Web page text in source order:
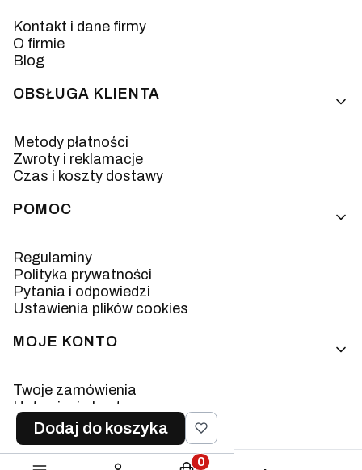
Kontakt i dane firmy
O firmie
Blog
OBSŁUGA KLIENTA
Metody płatności
Zwroty i reklamacje
Czas i koszty dostawy
POMOC
Regulaminy
Polityka prywatności
Pytania i odpowiedzi
Ustawienia plików cookies
MOJE KONTO
Twoje zamówienia
Ustawienia konta
Ulubione
Dodaj do koszyka